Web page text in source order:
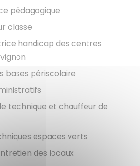
pédagogique
classe
handicap des centres
bases périscolaire
technique et chauffeur de
espaces verts
des locaux